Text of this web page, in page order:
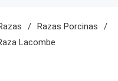
Razas Porcinas
Lacombe